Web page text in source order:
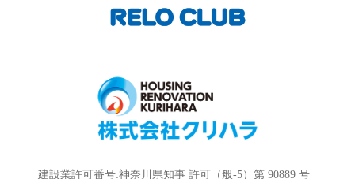
建設業許可番号:神奈川県知事 許可（般-5）第 90889 号